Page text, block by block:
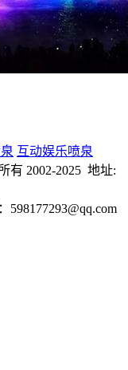
互动娱乐喷泉
有 2002-2025 地址:
598177293@qq.com